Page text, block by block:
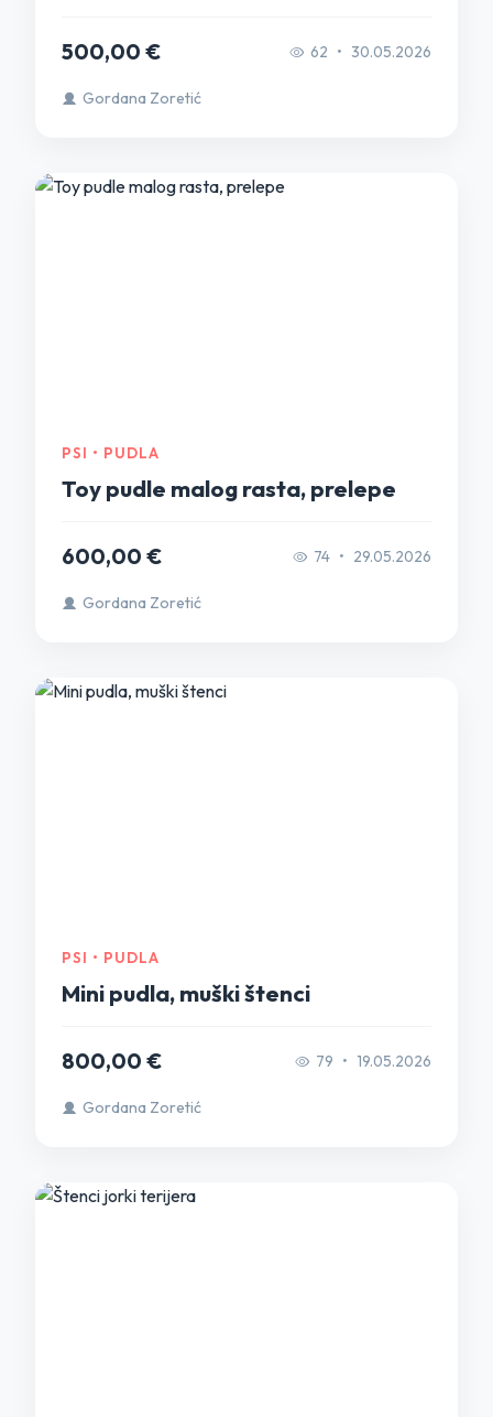
500,00 € 62 • 30.05.2026
Gordana Zoretić
PSI • PUDLA
Toy pudle malog rasta, prelepe
600,00 € 74 • 29.05.2026
Gordana Zoretić
PSI • PUDLA
Mini pudla, muški štenci
800,00 € 79 • 19.05.2026
Gordana Zoretić